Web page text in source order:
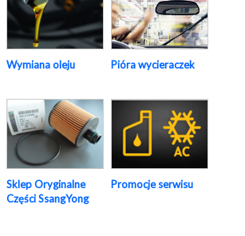
Wymiana oleju Pióra wycieraczek
Sklep Oryginalne
Części SsangYong
Promocje serwisu